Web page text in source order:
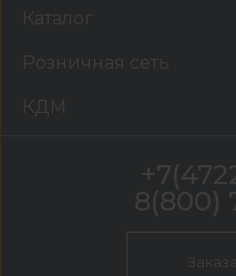
Каталог
Розничная сеть
КДМ
8(800)